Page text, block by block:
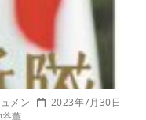
メン
谷薫
2023年7月30日